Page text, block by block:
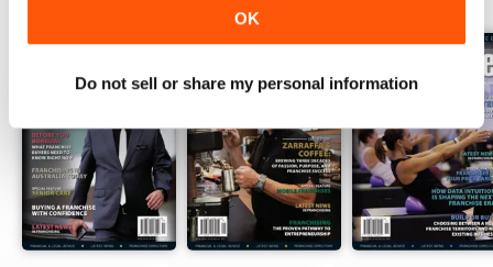
OK
Do not sell or share my personal information